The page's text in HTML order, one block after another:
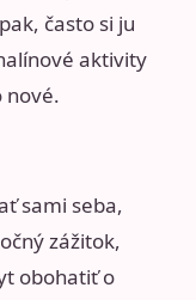
často si ju
aktivity
nové.
sami seba,
zážitok,
obohatiť o